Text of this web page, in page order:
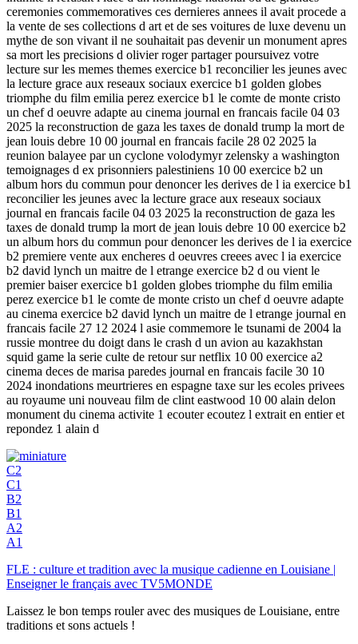
ceremonies commemoratives ces dernieres annees il avait procede a
la vente de ses collections d art et de ses voitures de luxe devenu un
mythe de son vivant il ne souhaitait pas devenir un monument apres
sa mort les precisions d olivier roger partager poursuivez votre
lecture sur les memes themes exercice b1 reconcilier les jeunes avec
la lecture grace aux reseaux sociaux exercice b1 golden globes
triomphe du film emilia perez exercice b1 le comte de monte cristo
un chef d oeuvre adapte au cinema journal en francais facile 04 03
2025 la reconstruction de gaza les taxes de donald trump la mort de
jean louis debre 10 00 journal en francais facile 28 02 2025 la
reunion balayee par un cyclone volodymyr zelensky a washington
temoignages d ex prisonniers palestiniens 10 00 exercice b2 un
album hors du commun pour denoncer les derives de l ia exercice b1
reconcilier les jeunes avec la lecture grace aux reseaux sociaux
journal en francais facile 04 03 2025 la reconstruction de gaza les
taxes de donald trump la mort de jean louis debre 10 00 exercice b2
un album hors du commun pour denoncer les derives de l ia exercice
b2 premiere vente aux encheres d oeuvres creees avec l ia exercice
b2 david lynch un maitre de l etrange exercice b2 d ou vient le
premier baiser exercice b1 golden globes triomphe du film emilia
perez exercice b1 le comte de monte cristo un chef d oeuvre adapte
au cinema exercice b2 david lynch un maitre de l etrange journal en
francais facile 27 12 2024 l asie commemore le tsunami de 2004 la
russie montree du doigt dans le crash d un avion au kazakhstan
squid game la serie culte de retour sur netflix 10 00 exercice a2
cinema deces de marisa paredes journal en francais facile 30 10
2024 inondations meurtrieres en espagne taxe sur les ecoles privees
au royaume uni nouveau film de clint eastwood 10 00 alain delon
monument du cinema activite 1 ecouter ecoutez l extrait en entier et
repondez 1 alain d
C2
C1
B2
B1
A2
A1
FLE : culture et tradition avec la musique cadienne en Louisiane |
Enseigner le français avec TV5MONDE
Laissez le bon temps rouler avec des musiques de Louisiane, entre
traditions et sons actuels !